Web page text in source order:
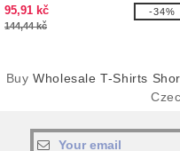
95,91 kč
144,44 kč
-34%
BuyWholesale T-Shirts